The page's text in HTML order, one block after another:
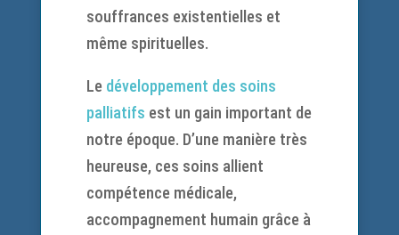
souffrances existentielles et
même spirituelles.
Le développement des soins
palliatifs est un gain important de
notre époque. D’une manière très
heureuse, ces soins allient
compétence médicale,
accompagnement humain grâce à